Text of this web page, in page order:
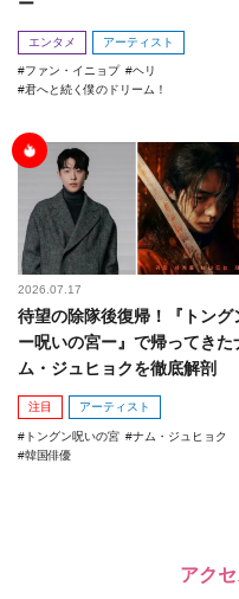
エンタメ アーティスト
ファン・イニョプ
ヘリ
君へと続く僕のドリーム！
2026.07.17
待望の除隊後復帰！『トング
ー呪いの宮ー』で帰ってきた
ム・ジュヒョクを徹底解剖
注目 アーティスト
トングン呪いの宮
ナム・ジュヒョク
韓国俳優
アク